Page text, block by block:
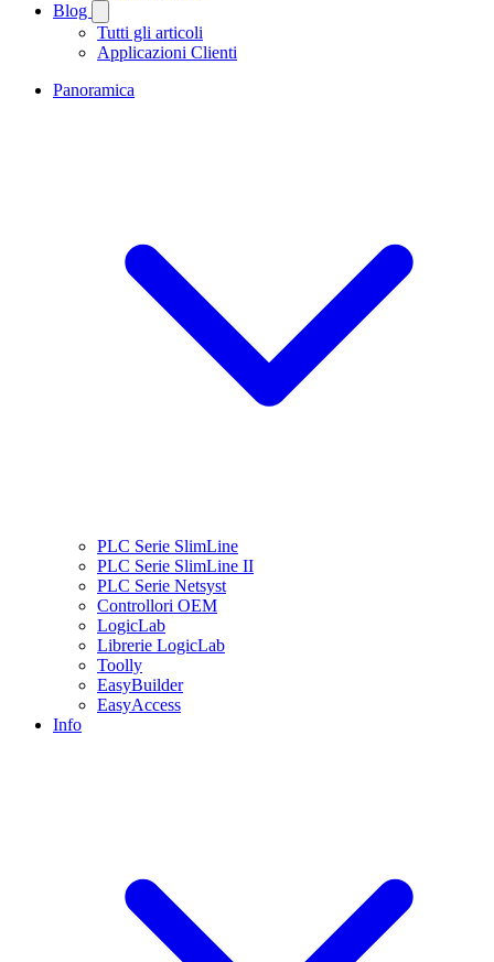
Blog
Tutti gli articoli
Applicazioni Clienti
Panoramica
PLC Serie SlimLine
PLC Serie SlimLine II
PLC Serie Netsyst
Controllori OEM
LogicLab
Librerie LogicLab
Toolly
EasyBuilder
EasyAccess
Info